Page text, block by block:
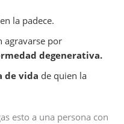
la padece.
agravarse por
degenerativa.
de vida de quien la
esto a una persona con